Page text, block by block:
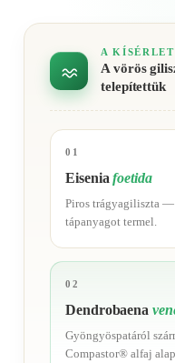
A KÍSÉRLET
A vörös
telepítettük
01
Eiseniafoetida
Piros trágyagiliszta —
tápanyagot termel.
02
Dendrobaena
Gyöngyöspatáról
Compastor® alfaj